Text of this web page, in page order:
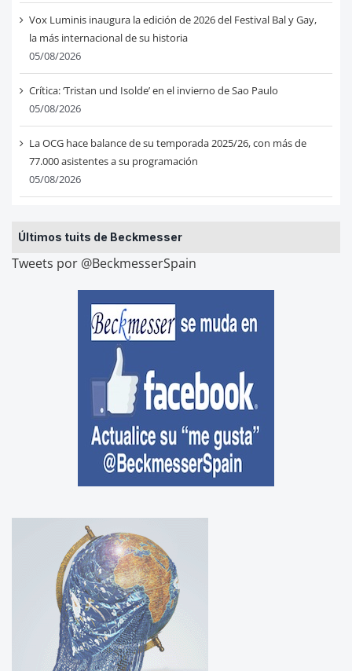
Vox Luminis inaugura la edición de 2026 del Festival Bal y Gay,
la más internacional de su historia
05/08/2026
Crítica: ‘Tristan und Isolde’ en el invierno de Sao Paulo
05/08/2026
La OCG hace balance de su temporada 2025/26, con más de
77.000 asistentes a su programación
05/08/2026
Últimos tuits de Beckmesser
Tweets por @BeckmesserSpain